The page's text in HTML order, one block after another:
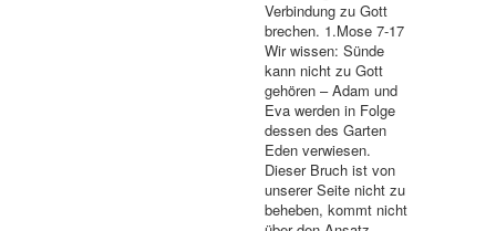
Verbindung zu Gott
brechen. 1.Mose 7-17
Wir wissen: Sünde
kann nicht zu Gott
gehören – Adam und
Eva werden in Folge
dessen des Garten
Eden verwiesen.
Dieser Bruch ist von
unserer Seite nicht zu
beheben, kommt nicht